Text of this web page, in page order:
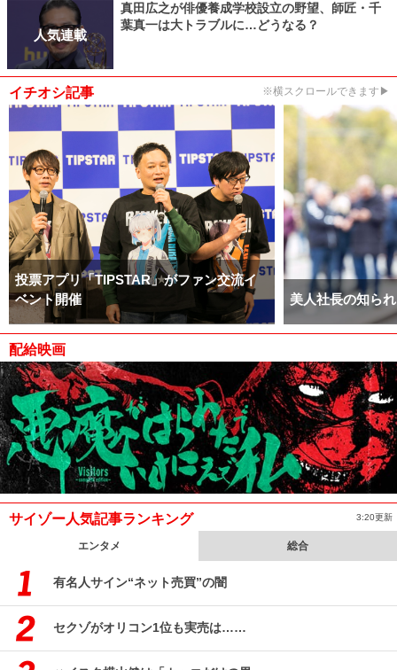
人気連載
真田広之が俳優養成学校設立の野望、師匠・千
葉真一は大トラブルに…どうなる？
イチオシ記事 ※横スクロールできます▶
投票アプリ「TIPSTAR」がファン交流イ
ベント開催
美人社長の知ら
配給映画
サイゾー人気記事ランキング 3:20更新
エンタメ 総合
有名人サイン“ネット売買”の闇
セクゾがオリコン1位も実売は……